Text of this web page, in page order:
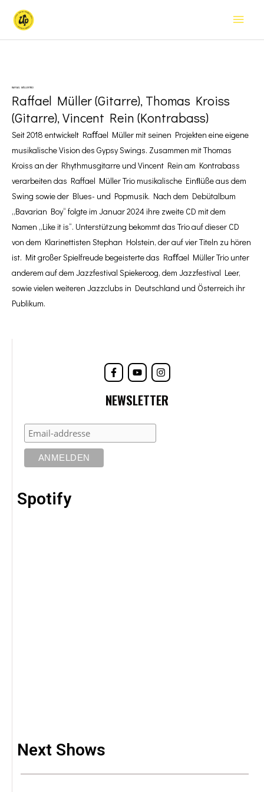
Inhalt
springen
RAFFAEL MÜLLER TRIO
Raffael Müller (Gitarre), Thomas Kroiss
(Gitarre), Vincent Rein (Kontrabass)
Seit 2018 entwickelt Raﬀael Müller mit seinen Projekten eine eigene
musikalische Vision des Gypsy Swings. Zusammen mit Thomas
Kroiss an der Rhythmusgitarre und Vincent Rein am Kontrabass
verarbeiten das Raffael Müller Trio musikalische Einﬂüße aus dem
Swing sowie der Blues- und Popmusik. Nach dem Debütalbum
„Bavarian Boy“ folgte im Januar 2024 ihre zweite CD mit dem
Namen „Like it is“. Unterstützung bekommt das Trio auf dieser CD
von dem Klarinettisten Stephan Holstein, der auf vier Titeln zu hören
ist. Mit großer Spielfreude begeisterte das Raﬀael Müller Trio unter
anderem auf dem Jazzfestival Spiekeroog, dem Jazzfestival Leer,
sowie vielen weiteren Jazzclubs in Deutschland und Österreich ihr
Publikum.
c
e
b
o
o
-
u
t
u
b
e
s
t
a
g
r
NEWSLETTER
Spotify
Next Shows